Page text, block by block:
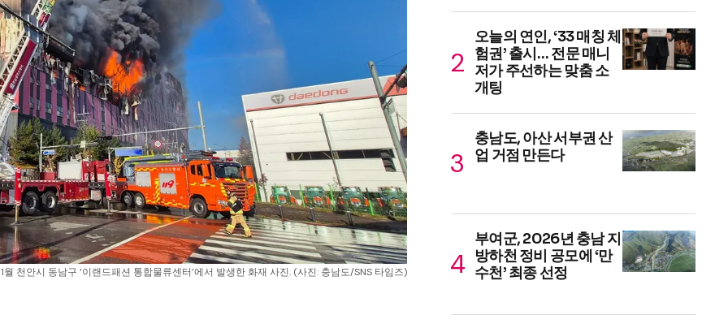
월 천안시 동남구 ‘이랜드패션 통합물류센터’에서 발생한 화재 사진. (사진: 충남도/SNS 타임즈)
오늘의 연인, ‘33 매칭 체
험권’ 출시… 전문 매니
저가 주선하는 맞춤 소
개팅
충남도, 아산 서부권 산
업 거점 만든다
부여군, 2026년 충남 지
방하천 정비 공모에 ‘만
수천’ 최종 선정